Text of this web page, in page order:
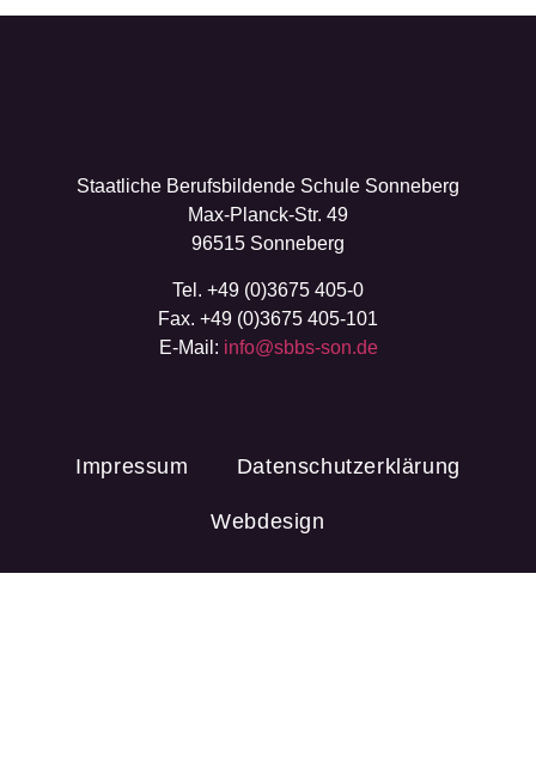
Staatliche Berufsbildende Schule Sonneberg
Max-Planck-Str. 49
96515 Sonneberg
Tel. +49 (0)3675 405-0
Fax. +49 (0)3675 405-101
E-Mail: info@sbbs-son.de
Impressum Datenschutzerklärung
Webdesign